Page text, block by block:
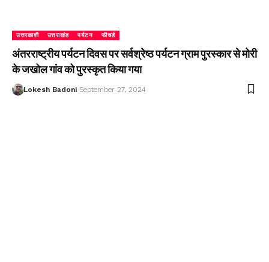
उत्तरकाशी उत्तराखंड पर्यटन फीचर्ड
अंतरराष्ट्रीय पर्यटन दिवस पर सर्वश्रेष्ठ पर्यटन ग्राम पुरस्कार से मोरी
के जखोल गांव को पुरस्कृत किया गया
Lokesh Badoni September 27, 2024